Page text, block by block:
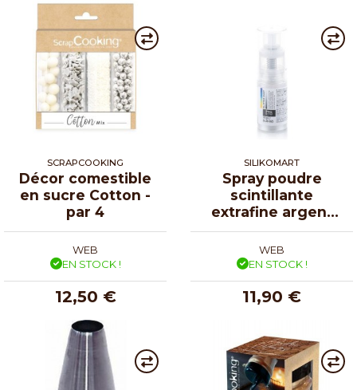
SCRAPCOOKING
Décor comestible
en sucre Cotton -
par 4
WEB
EN STOCK !
12,50 €
SILIKOMART
Spray poudre
scintillante
extrafine argent
10g
WEB
EN STOCK !
11,90 €